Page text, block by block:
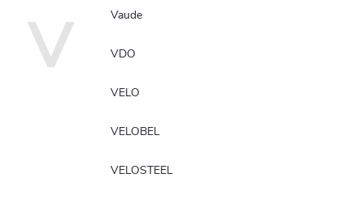
V Vaude
VDO
VELO
VELOBEL
VELOSTEEL